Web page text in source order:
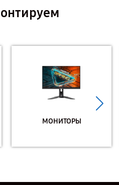
МОНИТОРЫ